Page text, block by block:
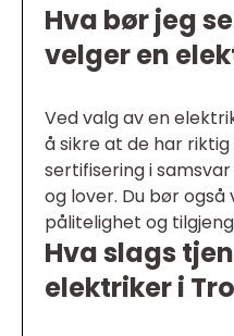
Hva bør jeg
velger en
Ved valg av en
å sikre at de har
sertifisering i
og lover. Du bør
pålitelighet og
Hva slags
elektriker i